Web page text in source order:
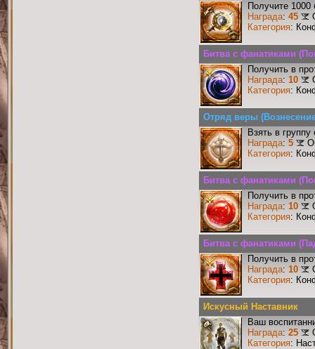
Получите 1000
Награда: 45
Категория:
Битва с фанатиками
Получить в
Награда: 10
Категория:
Отряд веры
Взять в
Награда: 5
Категория:
Битва с фанатиками
Получить в
Награда: 10
Категория:
Битва с фанатиками
Получить в
Награда: 10
Категория:
Искусный Наставник
Ваш
Награда: 25
Категория: